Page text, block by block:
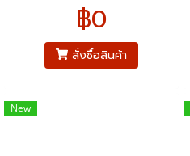
หน้าปัทม์ 2.5" เกลียวทองเหลือง
ออกหลังมีปีก 1/4"pt
฿0
สั่งซื้อสินค้า
New